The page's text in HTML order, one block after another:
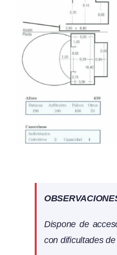
Dispone de
con dificultades